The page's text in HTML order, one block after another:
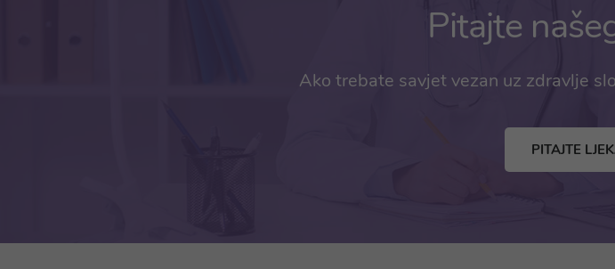
Pitajte
Ako trebate savjet vezan uz zdravlje
PITAJTE